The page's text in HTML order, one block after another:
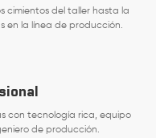
cimientos del taller hasta la
en la línea de producción.
con tecnología rica, equipo
de producción.